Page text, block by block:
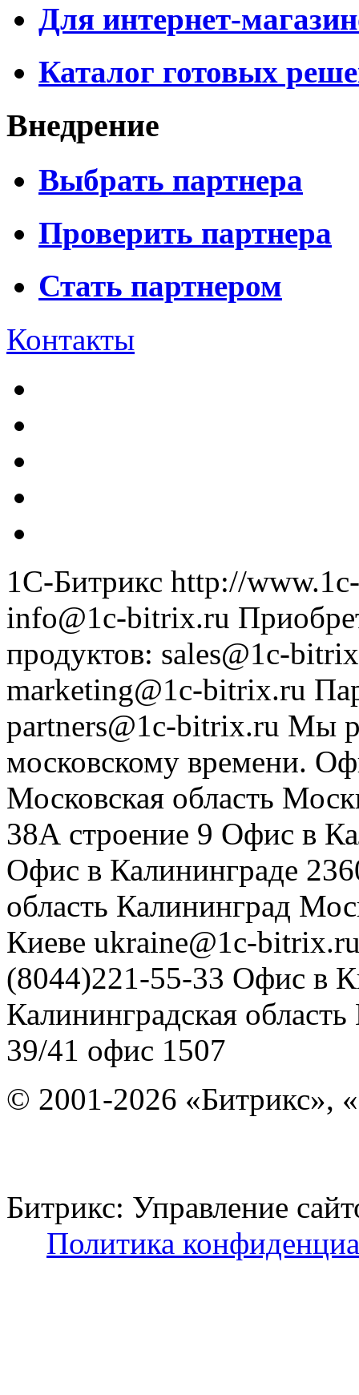
Для интернет-
Каталог готовых
Внедрение
Выбрать партнера
Проверить партнера
Стать партнером
Контакты
1С-Битрикс http://
info@1c-bitrix.ru
продуктов: sales@1c-
marketing@1c-bitrix.ru
partners@1c-bitrix.ru Мы
московскому времени.
Московская область
38А строение 9 Офис в
Офис в Калининграде
область Калининград
Киеве ukraine@1c-
(8044)221-55-33 Офис в
Калининградская область
39/41 офис 1507
© 2001-2026 «Битрикс»,
Битрикс: Управление
Политика